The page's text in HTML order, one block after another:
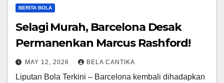
BERITA BOLA
Selagi Murah, Barcelona Desak
Permanenkan Marcus Rashford!
MAY 12, 2026 BELA CANTIKA
Liputan Bola Terkini – Barcelona kembali dihadapkan